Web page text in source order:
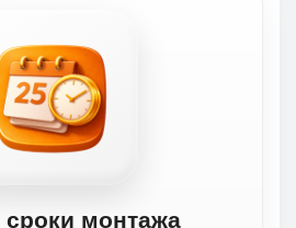
сроки монтажа